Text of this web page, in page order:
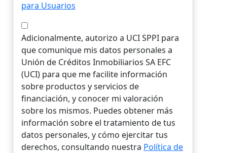
para Usuarios
Adicionalmente, autorizo a UCI SPPI para
que comunique mis datos personales a
Unión de Créditos Inmobiliarios SA EFC
(UCI) para que me facilite información
sobre productos y servicios de
financiación, y conocer mi valoración
sobre los mismos. Puedes obtener más
información sobre el tratamiento de tus
datos personales, y cómo ejercitar tus
derechos, consultando nuestra Política de